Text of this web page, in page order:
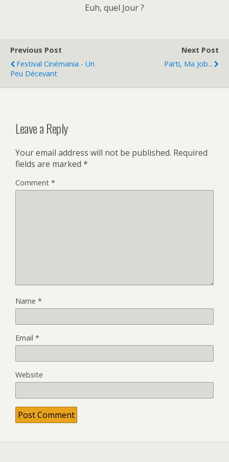
Euh, quel Jour ?
Previous Post
Festival Cinémania - Un
Peu Décevant
Next Post
Parti, Ma Job...
Leave a Reply
Your email address will not be published. Required
fields are marked *
Comment *
Name *
Email *
Website